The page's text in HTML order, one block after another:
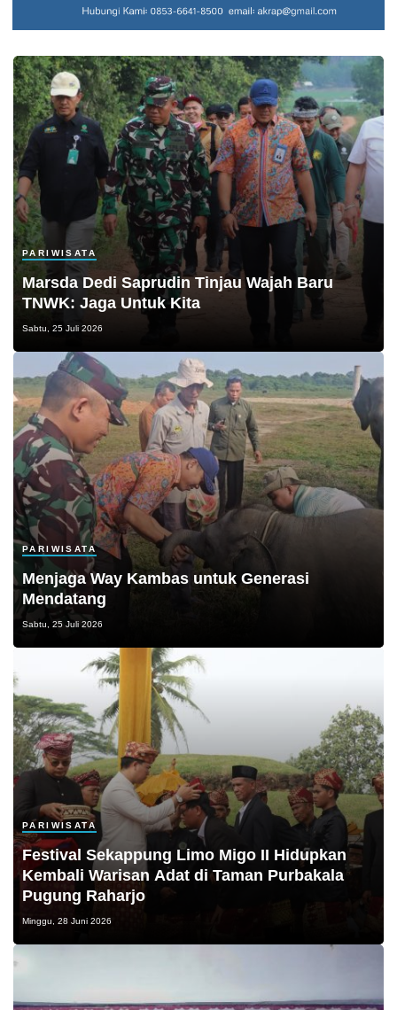
PARIWISATA
Marsda Dedi Saprudin Tinjau Wajah Baru
TNWK: Jaga Untuk Kita
Sabtu, 25 Juli 2026
PARIWISATA
Menjaga Way Kambas untuk Generasi
Mendatang
Sabtu, 25 Juli 2026
PARIWISATA
Festival Sekappung Limo Migo II Hidupkan
Kembali Warisan Adat di Taman Purbakala
Pugung Raharjo
Minggu, 28 Juni 2026